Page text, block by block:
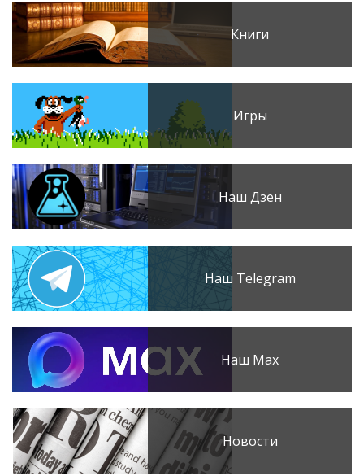
Книги
Игры
Наш Дзен
Наш Telegram
Наш Max
Новости